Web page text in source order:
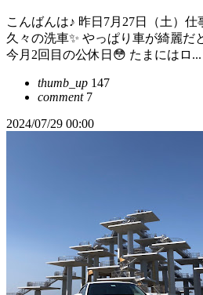
こんばんは♪ 昨日7月27日（土）
久々の洗車✨ やっぱり車が綺麗だ
今月2回目の公休日😳 たまにはロ...
thumb_up 147
comment7
2024/07/29 00:00